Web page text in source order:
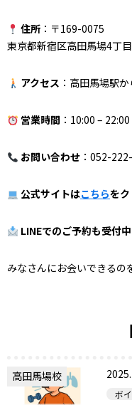
住所：〒169-0075
東京都新宿区高田馬場4丁
アクセス ：高田馬場駅
営業時間 ：10:00 – 22:00
お問い合わせ：052-
公式サイトはこちらを
LINEでのご予約も受付中
みなさんにお会いできるの
高田馬場校
ボ